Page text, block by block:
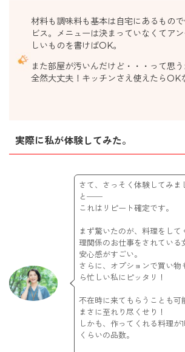
材料も調味料も基本は自宅にあるもの
ビス。メニューは決まっていなくてア
しいものを書けばOK。
また部屋が汚いんだけど・・・って思
全然大丈夫！キッチンさえ使えたらOK
実際に私が体験してみた。
さて、さっそく体験してみま
と──
これはリピート確定です。
まず驚いたのが、料理をし
理関係のお仕事をされている
安心感がすごい。
さらに、オプションで買い物
ら忙しい私にピッタリ！
不在時に来てもらうことも可
まさに至れり尽くせり！
しかも、作ってくれる料理が
くらいの品数。